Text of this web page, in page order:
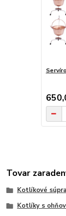
Tovar
Kotlíkové
Kotlíky s